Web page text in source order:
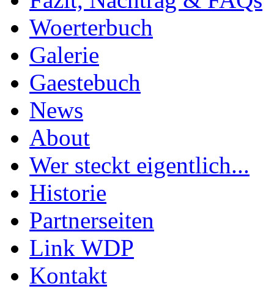
Woerterbuch
Galerie
Gaestebuch
News
About
Wer steckt eigentlich...
Historie
Partnerseiten
Link WDP
Kontakt